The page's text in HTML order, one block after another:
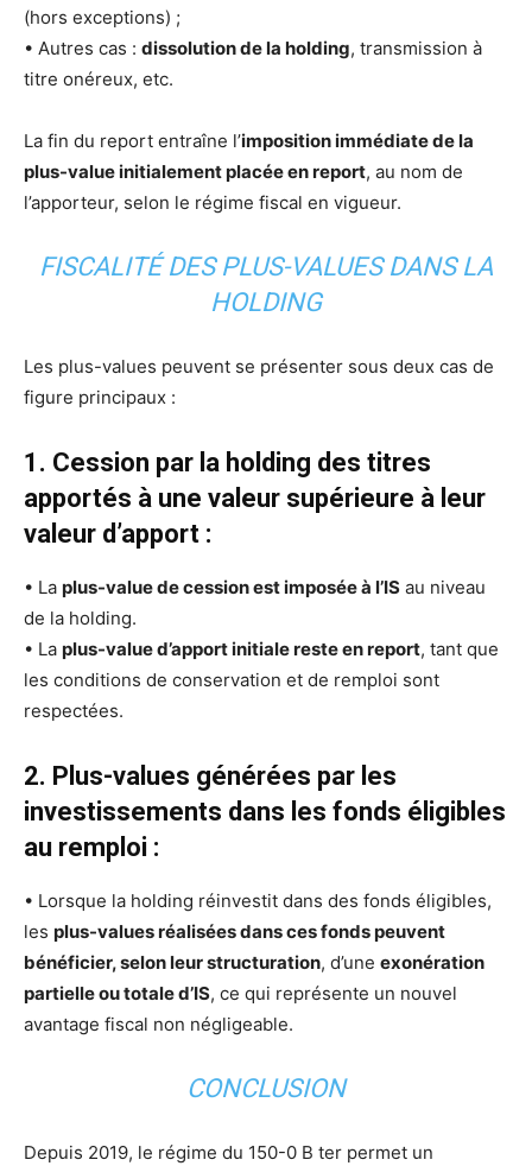
(hors exceptions) ;
• Autres cas : dissolution de la holding, transmission à
titre onéreux, etc.
La fin du report entraîne l’imposition immédiate de la
plus-value initialement placée en report, au nom de
l’apporteur, selon le régime fiscal en vigueur.
FISCALITÉ DES PLUS-VALUES DANS LA
HOLDING
Les plus-values peuvent se présenter sous deux cas de
figure principaux :
1. Cession par la holding des titres
apportés à une valeur supérieure à leur
valeur d’apport :
• La plus-value de cession est imposée à l’IS au niveau
de la holding.
• La plus-value d’apport initiale reste en report, tant que
les conditions de conservation et de remploi sont
respectées.
2. Plus-values générées par les
investissements dans les fonds éligibles
au remploi :
• Lorsque la holding réinvestit dans des fonds éligibles,
les plus-values réalisées dans ces fonds peuvent
bénéficier, selon leur structuration, d’une exonération
partielle ou totale d’IS, ce qui représente un nouvel
avantage fiscal non négligeable.
CONCLUSION
Depuis 2019, le régime du 150-0 B ter permet un